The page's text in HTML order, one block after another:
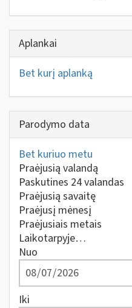
Aplankai
Bet kurį aplanką
Parodymo data
Bet kuriuo metu
Praėjusią valandą
Paskutines 24 valandas
Praėjusią savaitę
Praėjusį mėnesį
Praėjusiais metais
Laikotarpyje…
Nuo
Iki